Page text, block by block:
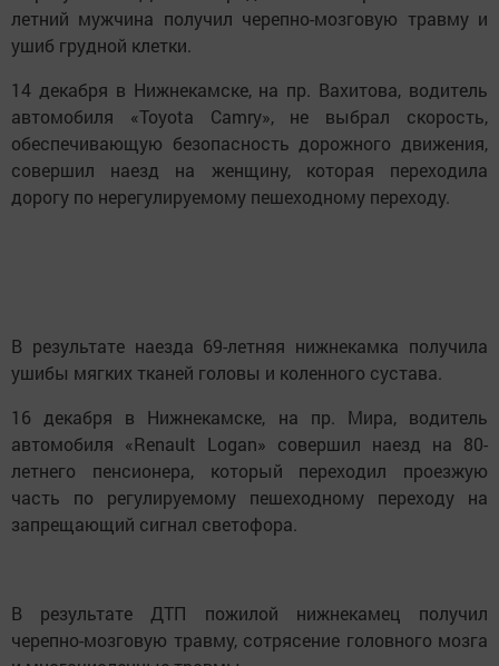
летний мужчина получил черепно-мозговую травму и
ушиб грудной клетки.
14 декабря в Нижнекамске, на пр. Вахитова, водитель
автомобиля «Toyota Camry», не выбрал скорость,
обеспечивающую безопасность дорожного движения,
совершил наезд на женщину, которая переходила
дорогу по нерегулируемому пешеходному переходу.
В результате наезда 69-летняя нижнекамка получила
ушибы мягких тканей головы и коленного сустава.
16 декабря в Нижнекамске, на пр. Мира, водитель
автомобиля «Renault Logan» совершил наезд на 80-
летнего пенсионера, который переходил проезжую
часть по регулируемому пешеходному переходу на
запрещающий сигнал светофора.
В результате ДТП пожилой нижнекамец получил
черепно-мозговую травму, сотрясение головного мозга